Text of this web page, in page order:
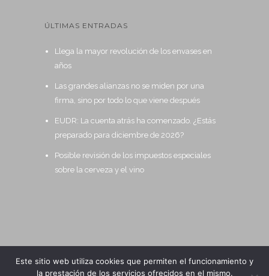
ÚLTIMAS ENTRADAS
Llega la mayor revolución de los envases en
años
Las grandes alianzas no se miden por una
firma, sino por todo lo que viene después
EUDR: La cuenta atrás ha comenzado. ¿Estás
preparado para diciembre de 2026?
Posible revisión de los impuestos especiales
sobre la cerveza y el vino
Este sitio web utiliza cookies que permiten el funcionamiento y
la prestación de los servicios ofrecidos en el mismo.